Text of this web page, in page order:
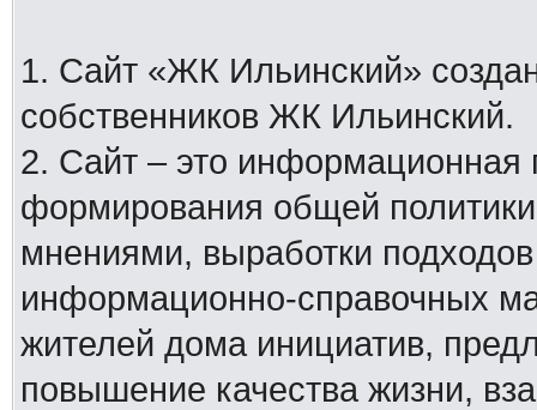
1. Сайт «ЖК Ильинский»
собственников ЖК Ильинский.
2. Сайт – это
формирования общей
мнениями, выработки
информационно-справочных
жителей дома инициатив,
повышение качества жизни,